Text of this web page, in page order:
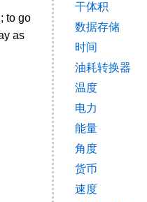
to go
as
干体积
数据存储
时间
油耗转换器
温度
电力
能量
角度
货币
速度